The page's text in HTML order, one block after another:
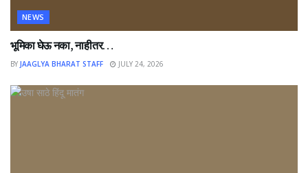
NEWS
भूमिका घेऊ नका, नाहीतर…
BY JAAGLYA BHARAT STAFF JULY 24, 2026